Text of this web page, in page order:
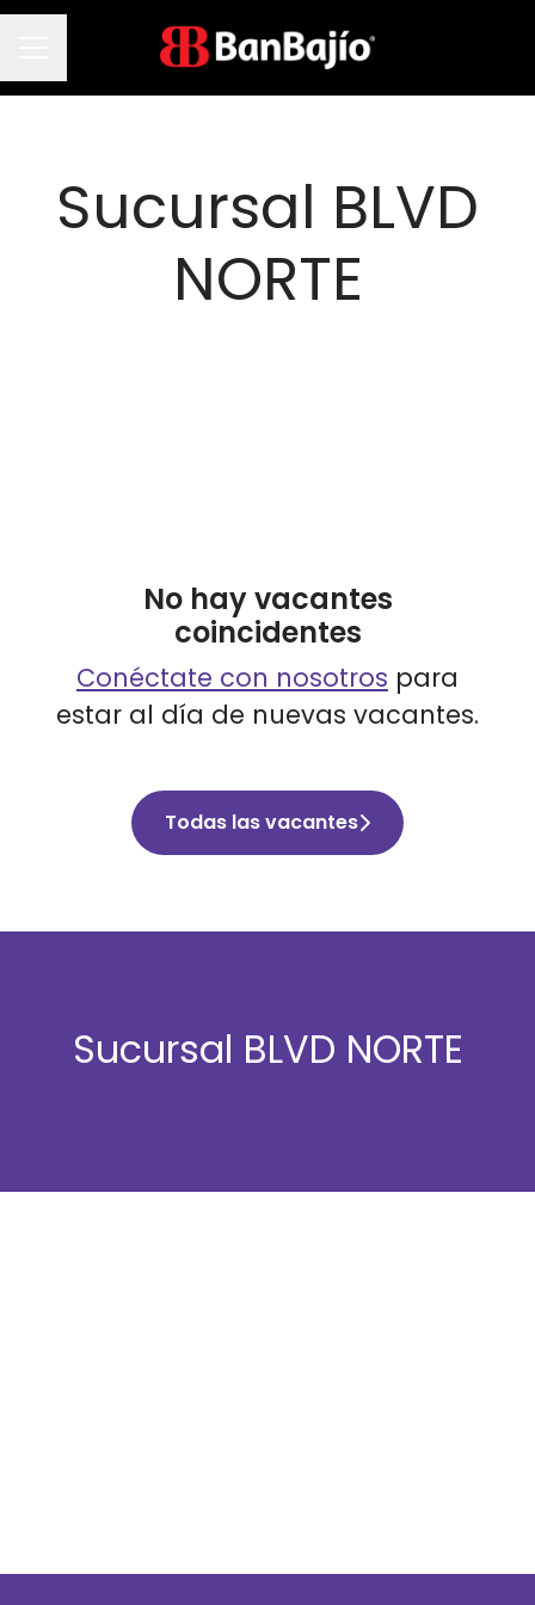
Menú de empleo
Sucursal BLVD
NORTE
No hay vacantes
coincidentes
Conéctate con nosotros para
estar al día de nuevas vacantes.
Todas las vacantes
Sucursal BLVD NORTE